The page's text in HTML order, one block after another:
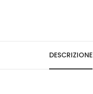
DESCRIZIONE